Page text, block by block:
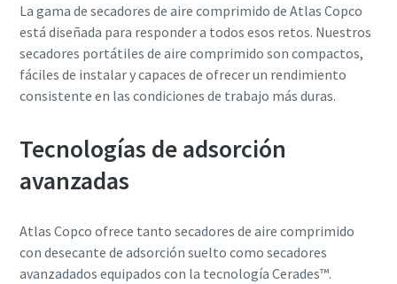
La gama de secadores de aire comprimido de Atlas Copco
está diseñada para responder a todos esos retos. Nuestros
secadores portátiles de aire comprimido son compactos,
fáciles de instalar y capaces de ofrecer un rendimiento
consistente en las condiciones de trabajo más duras.
Tecnologías de adsorción
avanzadas
Atlas Copco ofrece tanto secadores de aire comprimido
con desecante de adsorción suelto como secadores
avanzadados equipados con la tecnología Cerades™.